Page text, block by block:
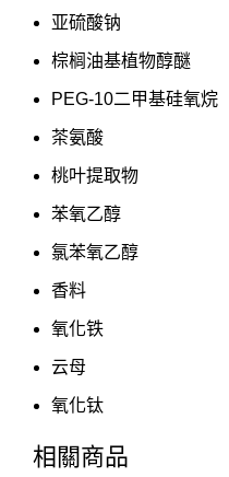
亚硫酸钠
棕榈油基植物醇醚
PEG-10二甲基硅氧烷
茶氨酸
桃叶提取物
苯氧乙醇
氯苯氧乙醇
香料
氧化铁
云母
氧化钛
相關商品